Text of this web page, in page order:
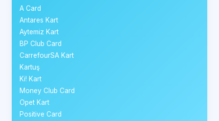
A Card
Antares Kart
Aytemiz Kart
BP Club Card
CarrefourSA Kart
Kartuş
Ki! Kart
Money Club Card
Opet Kart
Positive Card